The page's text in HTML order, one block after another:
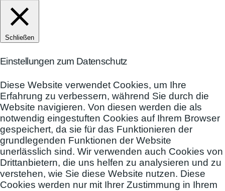
Schließen
Einstellungen zum Datenschutz
Diese Website verwendet Cookies, um Ihre
Erfahrung zu verbessern, während Sie durch die
Website navigieren. Von diesen werden die als
notwendig eingestuften Cookies auf Ihrem Browser
gespeichert, da sie für das Funktionieren der
grundlegenden Funktionen der Website
unerlässlich sind. Wir verwenden auch Cookies von
Drittanbietern, die uns helfen zu analysieren und zu
verstehen, wie Sie diese Website nutzen. Diese
Cookies werden nur mit Ihrer Zustimmung in Ihrem